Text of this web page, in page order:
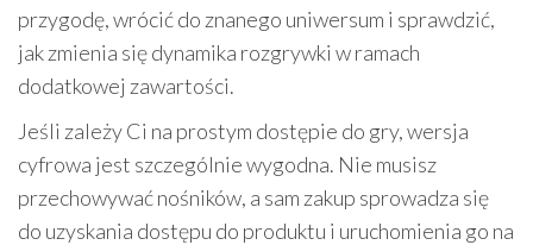
przygodę, wrócić do znanego uniwersum i sprawdzić,
jak zmienia się dynamika rozgrywki w ramach
dodatkowej zawartości.
Jeśli zależy Ci na prostym dostępie do gry, wersja
cyfrowa jest szczególnie wygodna. Nie musisz
przechowywać nośników, a sam zakup sprowadza się
do uzyskania dostępu do produktu i uruchomienia go na